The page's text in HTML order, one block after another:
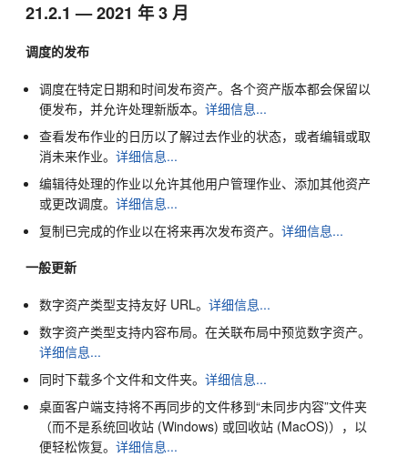
21.2.1 — 2021 年 3 月
调度的发布
调度在特定日期和时间发布资产。各个资产版本都会保留以
便发布，并允许处理新版本。详细信息...
查看发布作业的日历以了解过去作业的状态，或者编辑或取
消未来作业。详细信息...
编辑待处理的作业以允许其他用户管理作业、添加其他资产
或更改调度。详细信息...
复制已完成的作业以在将来再次发布资产。详细信息...
一般更新
数字资产类型支持友好 URL。详细信息...
数字资产类型支持内容布局。在关联布局中预览数字资产。
详细信息...
同时下载多个文件和文件夹。详细信息...
桌面客户端支持将不再同步的文件移到“未同步内容”文件夹
（而不是系统回收站 (Windows) 或回收站 (MacOS)），以
便轻松恢复。详细信息...